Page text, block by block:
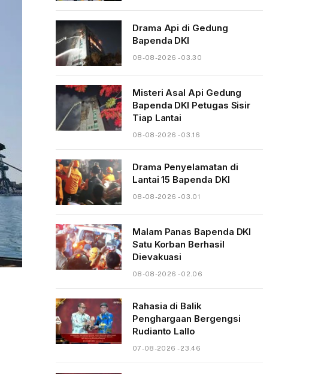
Drama Api di Gedung
Bapenda DKI
08-08-2026 - 03.30
Misteri Asal Api Gedung
Bapenda DKI Petugas Sisir
Tiap Lantai
08-08-2026 - 03.16
Drama Penyelamatan di
Lantai 15 Bapenda DKI
08-08-2026 - 03.01
Malam Panas Bapenda DKI
Satu Korban Berhasil
Dievakuasi
08-08-2026 - 02.06
Rahasia di Balik
Penghargaan Bergengsi
Rudianto Lallo
07-08-2026 - 23.46